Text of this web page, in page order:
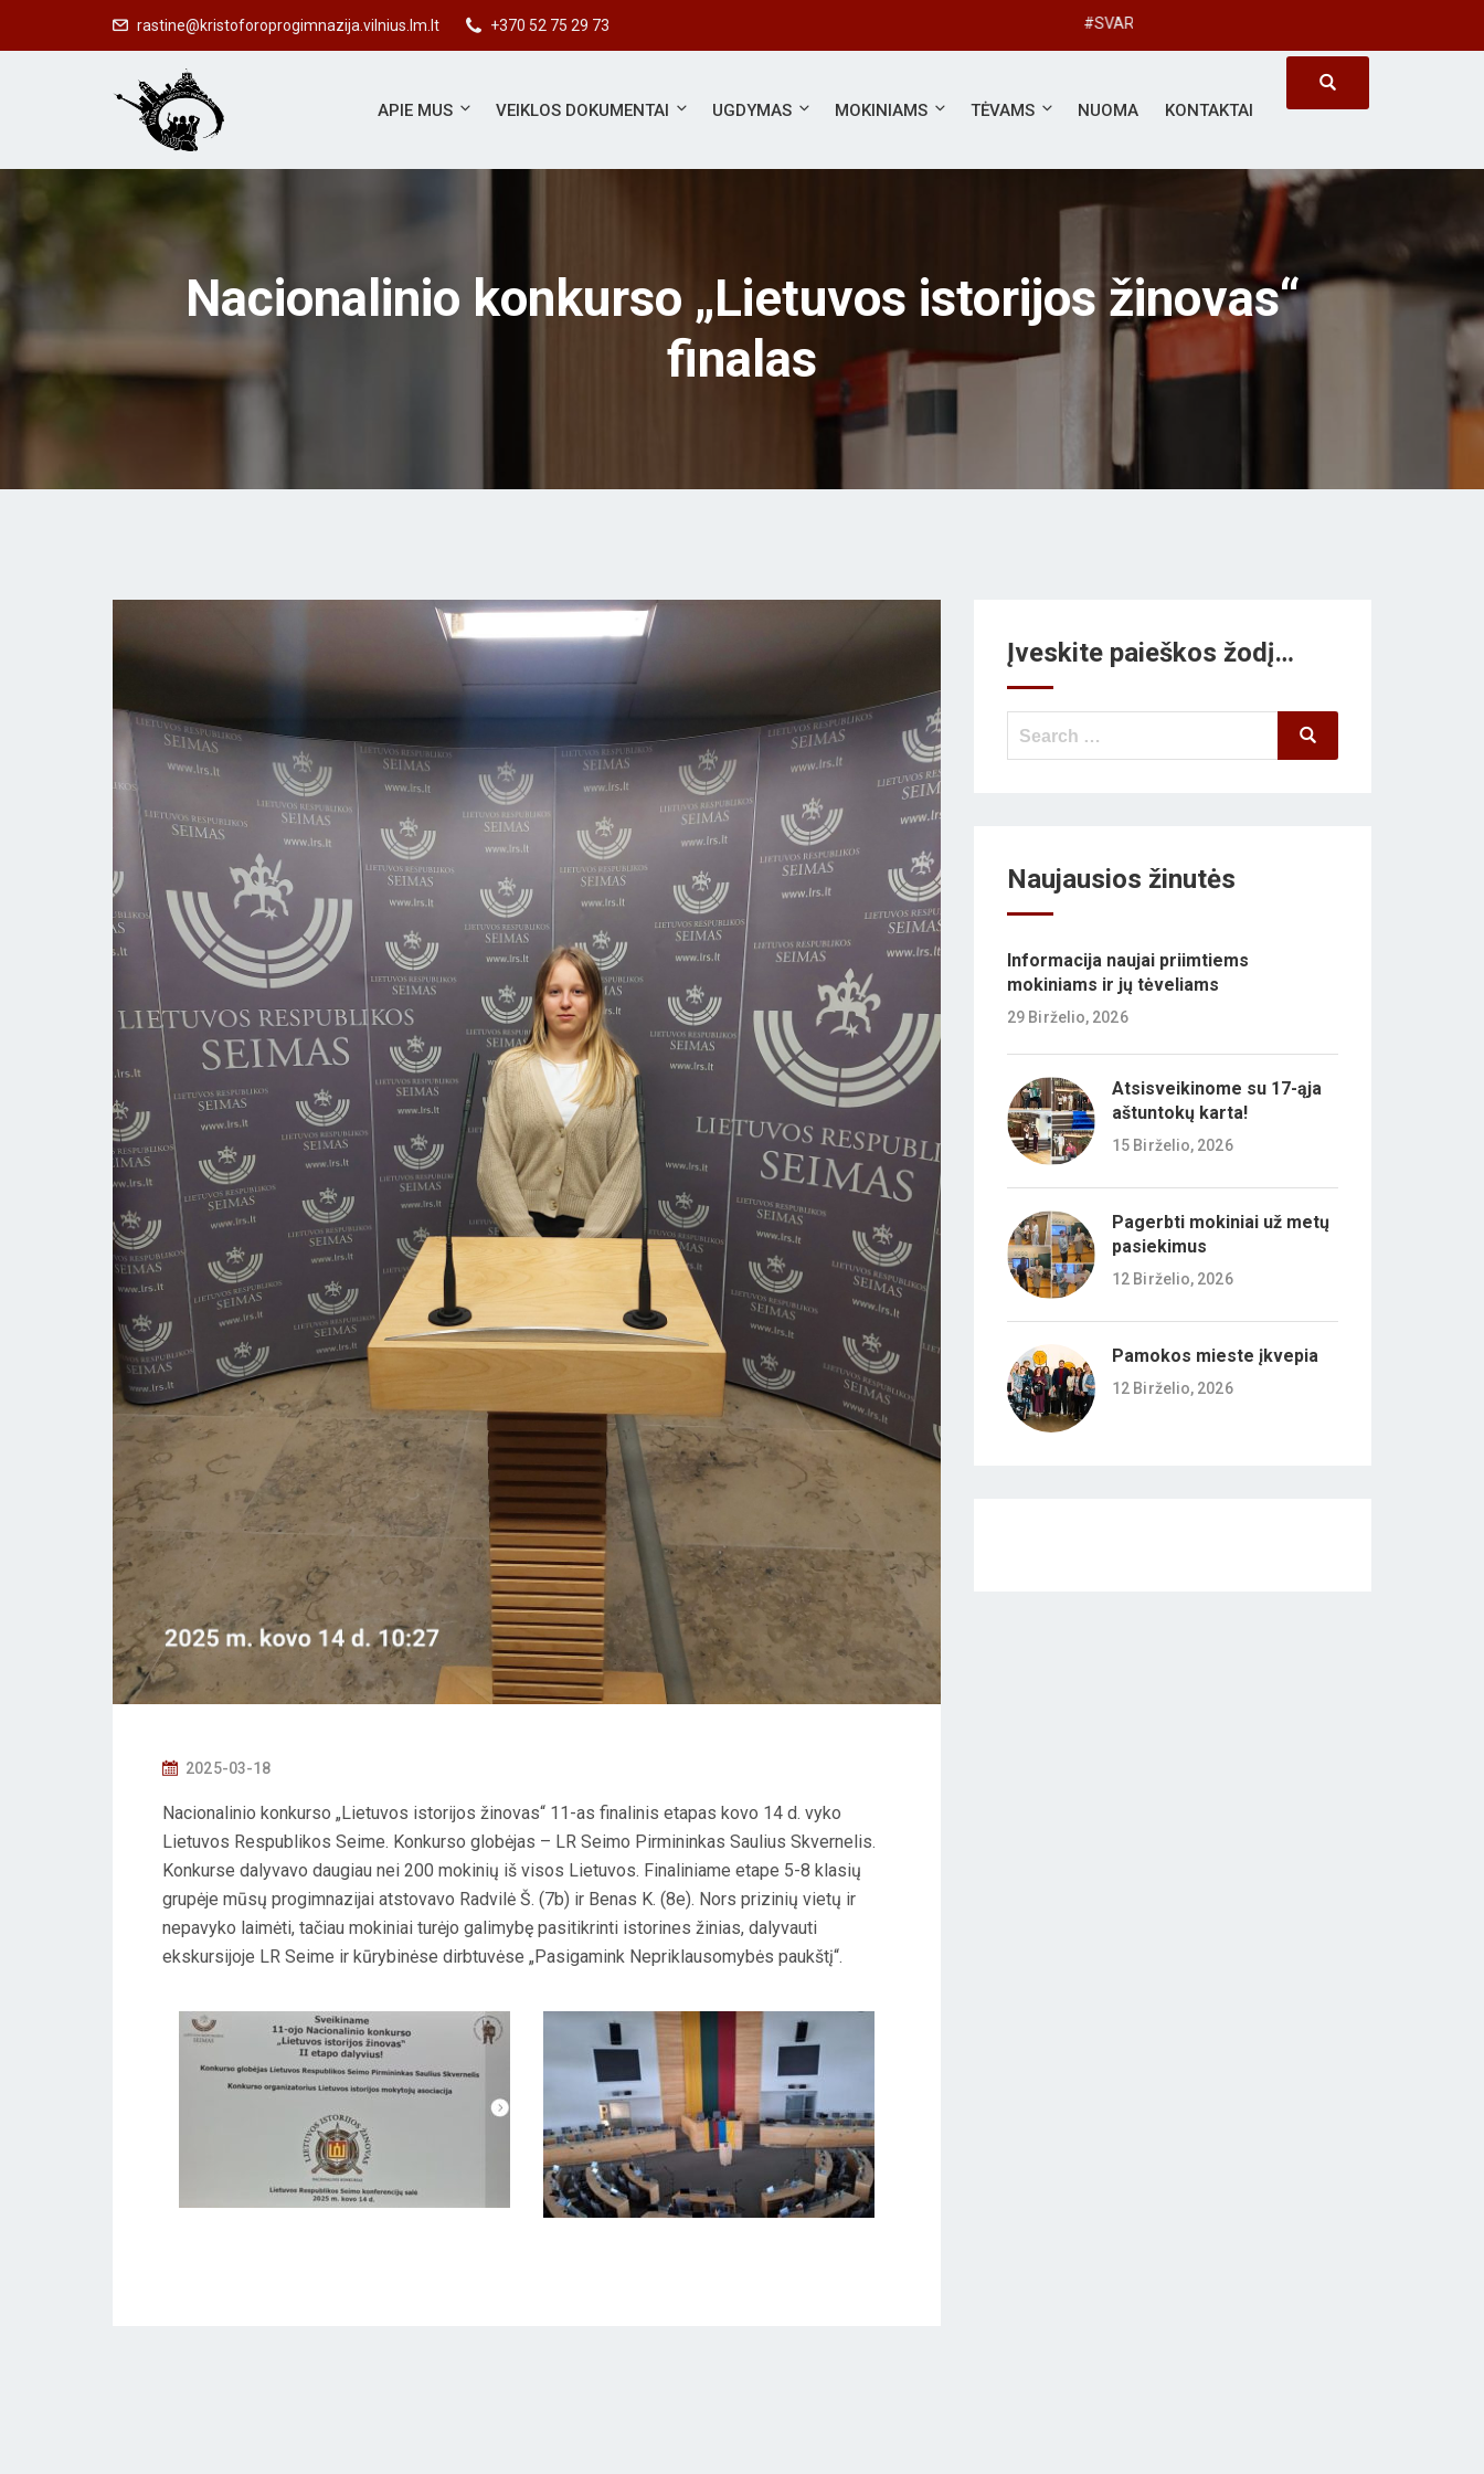
rastine@kristoforoprogimnazija.vilnius.lm.lt +370 52 75 29 73 #SVARBUS KIEKVIENAS
APIE MUS VEIKLOS DOKUMENTAI UGDYMAS MOKINIAMS TĖVAMS NUOMA KONTAKTAI
Nacionalinio konkurso „Lietuvos istorijos žinovas“
finalas
P
S
T
E
D
O
N
2025-03-18
Nacionalinio konkurso „Lietuvos istorijos žinovas“ 11-as finalinis etapas kovo 14 d. vyko
Lietuvos Respublikos Seime. Konkurso globėjas – LR Seimo Pirmininkas Saulius Skvernelis.
Konkurse dalyvavo daugiau nei 200 mokinių iš visos Lietuvos. Finaliniame etape 5-8 klasių
grupėje mūsų progimnazijai atstovavo Radvilė Š. (7b) ir Benas K. (8e). Nors prizinių vietų ir
nepavyko laimėti, tačiau mokiniai turėjo galimybę pasitikrinti istorines žinias, dalyvauti
ekskursijoje LR Seime ir kūrybinėse dirbtuvėse „Pasigamink Nepriklausomybės paukštį“.
Įveskite paieškos žodį…
Search
Search
Naujausios žinutės
Informacija naujai priimtiems
mokiniams ir jų tėveliams
29 Birželio, 2026
Atsisveikinome su 17-ąja
aštuntokų karta!
15 Birželio, 2026
Pagerbti mokiniai už metų
pasiekimus
12 Birželio, 2026
Pamokos mieste įkvepia
12 Birželio, 2026